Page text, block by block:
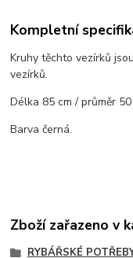
Kompletní
Kruhy těchto vezírků
vezírků.
Délka 85 cm / průměr
Barva černá.
Zboží zařazeno v
RYBÁŘSKÉ